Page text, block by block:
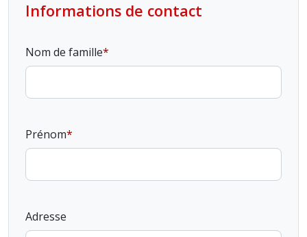
Informations de contact
Nom de famille
Prénom
Adresse